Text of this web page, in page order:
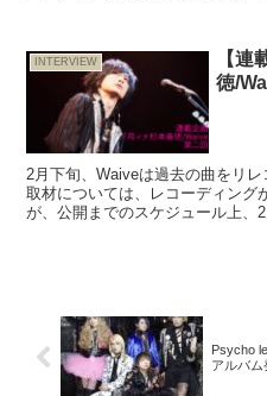
INTERVIEW
【連
徳/
2月下旬、Waiveは過去の曲をリレ
取材については、レコーディング
が、公開までのスケジュール上、
Psycho
アルバム